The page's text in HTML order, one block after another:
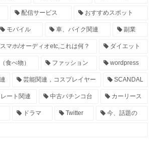
配信サービス おすすめスポット
モバイル 車、バイク関連 副業
マホ/オーディオetc,これは何？ ダイエット
食べ物） ファッション wordpress
芸能関連，コスプレイヤー SCANDAL
ート関連 中古パチンコ台 カーリース
ドラマ Twitter 今、話題の